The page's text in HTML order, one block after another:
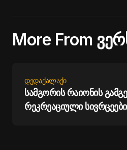
More From
ᲓᲔᲓᲐᲥᲐᲚᲐᲥᲘ
სამგორის რაიონის
რეკრეაციული